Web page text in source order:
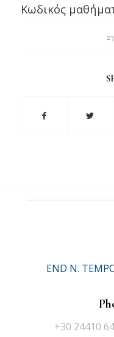
Κωδικός
END N.
+30 24410